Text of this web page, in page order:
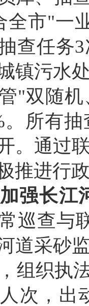
全市"一
查任务
镇污水
"双随
。所有
。通过
推进行
加强长
巡查与
道采砂
组织执
次，出